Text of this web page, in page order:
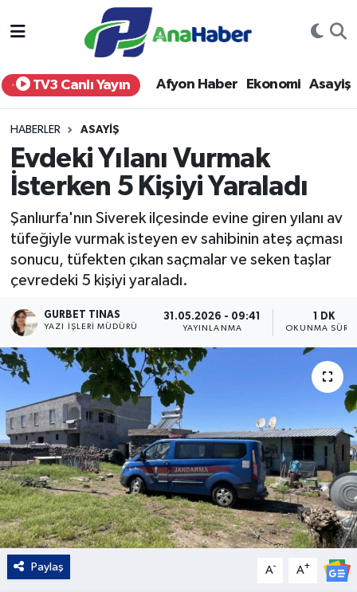
TV3 Canlı Yayın Afyon Haber Ekonomi Asayiş
HABERLER ASAYIŞ
Evdeki Yılanı Vurmak
İsterken 5 Kişiyi Yaraladı
Şanlıurfa'nın Siverek ilçesinde evine giren yılanı av
tüfeğiyle vurmak isteyen ev sahibinin ateş açması
sonucu, tüfekten çıkan saçmalar ve seken taşlar
çevredeki 5 kişiyi yaraladı.
GURBET TINAS
YAZI İŞLERI MÜDÜRÜ
31.05.2026 - 09:41
YAYINLANMA
1 DK
OKUNMA
Paylaş A- A+
Yurt Haber
Afyon Haber
Siyaset
Spor
Eğitim
Teknoloji
Kültür - Sanat
Yaşam
Afyonkarahisar Nöbetçi Eczaneler
Afyonkarahisar Hava Durumu
Afyonkarahisar Trafik Yoğunluk Haritası
Süper Lig Puan Durumu ve Fikstür
Tüm Manşetler
Haber Arşivi